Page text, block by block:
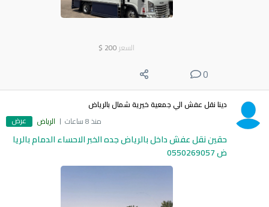
السعر 200
$
0
دينا نقل عفش الي جمعية خيرية شمال بالرياض
منذ 8 ساعات
الرياض عرض
حقين نقل عفش داخل بالرياض جده الخبر الاحساء الدمام بالريا
ض 0550269057